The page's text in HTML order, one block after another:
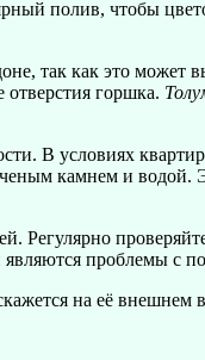
полив, чтобы
так как это может
горшка.
В условиях
камнем и водой.
Регулярно
являются проблемы с
на её внешнем